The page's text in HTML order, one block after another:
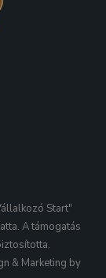
Start"
A támogatás
& Marketing by